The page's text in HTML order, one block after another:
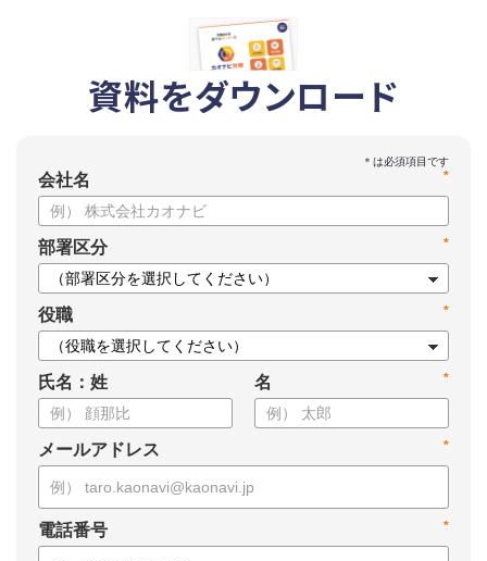
資料をダウンロード
*
会社名
*
部署区分
*
役職
氏名：姓 *
名
*
メールアドレス
*
電話番号